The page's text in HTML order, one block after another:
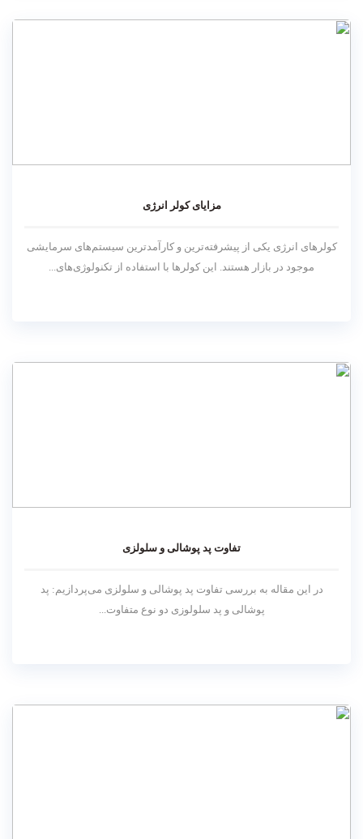
مزایای کولر انرژی
کولرهای انرژی یکی از پیشرفته‌ترین و کارآمدترین سیستم‌های سرمایشی
موجود در بازار هستند. این کولرها با استفاده از تکنولوژی‌های...
تفاوت پد پوشالی و سلولزی
در این مقاله به بررسی تفاوت پد پوشالی و سلولزی می‌پردازیم: پد
پوشالی و پد سلولوزی دو نوع متفاوت...